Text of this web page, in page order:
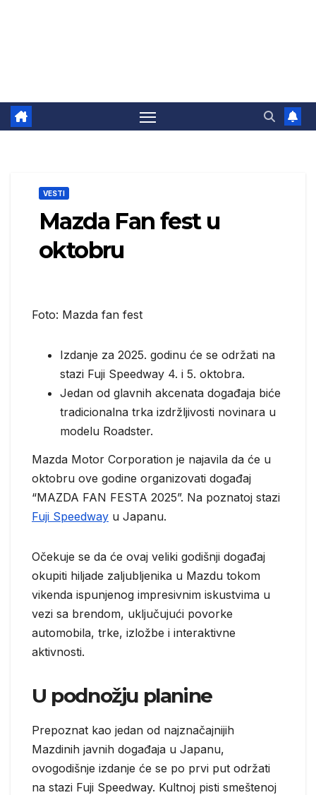
VESTI
Mazda Fan fest u
oktobru
Foto: Mazda fan fest
Izdanje za 2025. godinu će se održati na
stazi Fuji Speedway 4. i 5. oktobra.
Jedan od glavnih akcenata događaja biće
tradicionalna trka izdržljivosti novinara u
modelu Roadster.
Mazda Motor Corporation je najavila da će u
oktobru ove godine organizovati događaj
“MAZDA FAN FESTA 2025”. Na poznatoj stazi
Fuji Speedway u Japanu.
Očekuje se da će ovaj veliki godišnji događaj
okupiti hiljade zaljubljenika u Mazdu tokom
vikenda ispunjenog impresivnim iskustvima u
vezi sa brendom, uključujući povorke
automobila, trke, izložbe i interaktivne
aktivnosti.
U podnožju planine
Prepoznat kao jedan od najznačajnijih
Mazdinih javnih događaja u Japanu,
ovogodišnje izdanje će se po prvi put održati
na stazi Fuji Speedway. Kultnoj pisti smeštenoj